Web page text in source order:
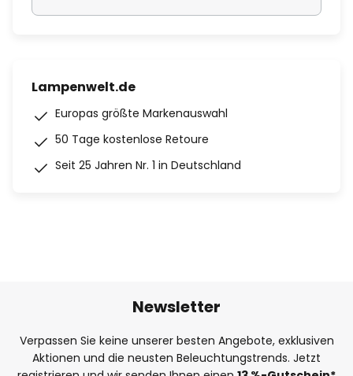
Lampenwelt.de
Europas größte Markenauswahl
50 Tage kostenlose Retoure
Seit 25 Jahren Nr. 1 in Deutschland
Newsletter
Verpassen Sie keine unserer besten Angebote, exklusiven
Aktionen und die neusten Beleuchtungstrends. Jetzt